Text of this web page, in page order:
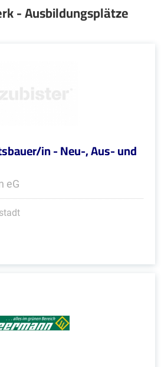
- Ausbildungsplätze
in - Neu-, Aus- und
eG